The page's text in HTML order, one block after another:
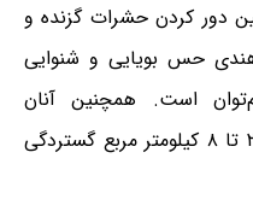
دور کردن حشرات گزنده و
حس بویایی و شنوایی
است. همچنین آنان
قلمروخواه هستند. قلمرو آنان میان ۲ تا ۸ کیلومتر مربع گستردگی